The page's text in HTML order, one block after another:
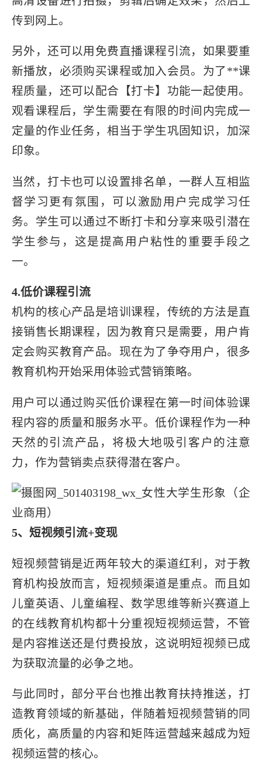
传到网上。
另外，还可以用免费直播课程引流，如果要重
新播放，必须购买课程或加入会员。为了**课
程质量，还可以配合【打卡】功能一起使用。
观看课程后，学生需要在有限的时间内完成一
定量的作业任务，相当于学生巩固知识，加深
印象。
当然，打卡也可以设置排名单，一群人互相监
督学习更有氛围，可以激励用户完成学习任
务。学生可以通过不断打卡和分享来吸引潜在
学生参与，这是提高用户粘性的重要手段之
一。
4.低价课程引流
机构的核心产品是培训课程，传统的方法是直
接销售长期课程，因为教育只是需要，用户肯
定会购买教育产品。现在为了争夺用户，很多
教育机构开始采用体验式营销策略。
用户可以通过购买低价课程在第一时间体验课
程内容的质量和服务水平。低价课程作为一种
天然的引流产品，将极大地吸引客户的注意
力，作为营销卖点获得潜在客户。
5、短视频引流+变现
短视频营销是近两年较大的渠道红利，对于教
育机构投放而言，短视频渠道是重点。而且如
儿童英语、儿童编程、数学思维等新兴赛道上
的在线教育机构都十分重视短视频运营，不管
是内容推送还是付费投放，这说明短视频已成
为获取流量的必争之地。
与此同时，部分平台也推出教育扶持推送，打
造教育领域的新基础，伴随着短视频营销的同
质化，高质量的内容和矩阵运营越来越成为短
视频运营的核心。